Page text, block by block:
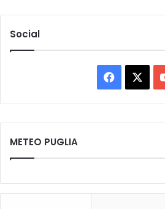
Social
a
c
METEO PUGLIA